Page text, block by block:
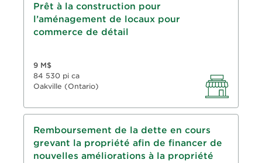
Prêt à la construction pour
l’aménagement de locaux pour
commerce de détail
9 M$
84 530 pi ca
Oakville (Ontario)
Avance sur prêt à la construction
conventionnel
Prêt de 3 ans, amortissement de 8 ans
Remboursement de la dette en cours
grevant la propriété afin de financer de
nouvelles améliorations à la propriété
Prolongation du prêt hypothécaire
conventionnel
Prêt de 3 mois, intérêts seulement